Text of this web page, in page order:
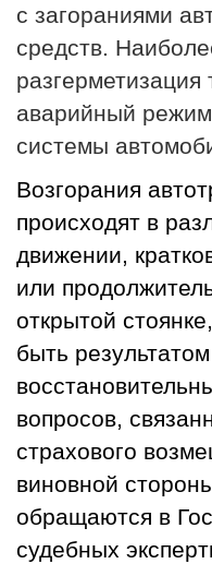
с загораниями
средств.
аварийный
системы
Возгорания
происходят в
движении,
или
открытой
быть
вопросов,
страхового
виновной
обращаются в
судебных